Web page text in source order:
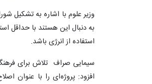
وزیر علوم با اشاره به تشکیل
به دنبال این هستند با حداقل
استفاده از انرژی باشد.
سیمایی صراف تلاش برای
افزود: پروژه‌ای را با عنوان